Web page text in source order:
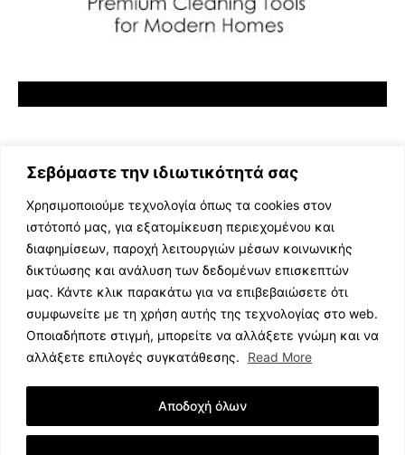
Σεβόμαστε την ιδιωτικότητά σας
Χρησιμοποιούμε τεχνολογία όπως τα cookies στον
ιστότοπό μας, για εξατομίκευση περιεχομένου και
διαφημίσεων, παροχή λειτουργιών μέσων κοινωνικής
δικτύωσης και ανάλυση των δεδομένων επισκεπτών
μας. Κάντε κλικ παρακάτω για να επιβεβαιώσετε ότι
συμφωνείτε με τη χρήση αυτής της τεχνολογίας στο web.
Οποιαδήποτε στιγμή, μπορείτε να αλλάξετε γνώμη και να
αλλάξετε επιλογές συγκατάθεσης.
Read More
Αποδοχή όλων
ΕΛΛΗΝΙΚΗ ΜΟΥΣΙΚΗ
TV SHOWS
EVENTS
ΘΕΑΤΡΟ
ΔΙΑΓΩΝΙΣΜΟΙ
STOA CULTURA
ΣΥΝΕΝΤΕΥΞΕΙΣ